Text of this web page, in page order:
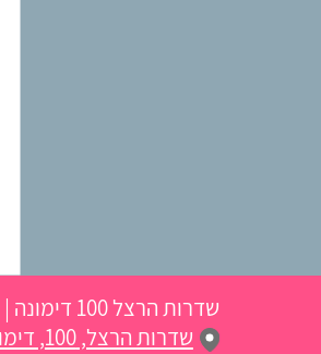
שדרות הרצל 100 דימונה |
שדרות הרצל, 100, דימונה